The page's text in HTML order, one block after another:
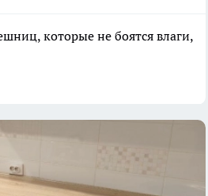
которые не боятся влаги,